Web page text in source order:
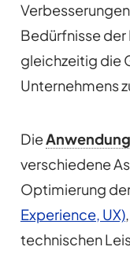
Bedürfnisse der
gleichzeitig die
Unternehmens
Die
verschiedene
Optimierung
Experience, UX)
technischen